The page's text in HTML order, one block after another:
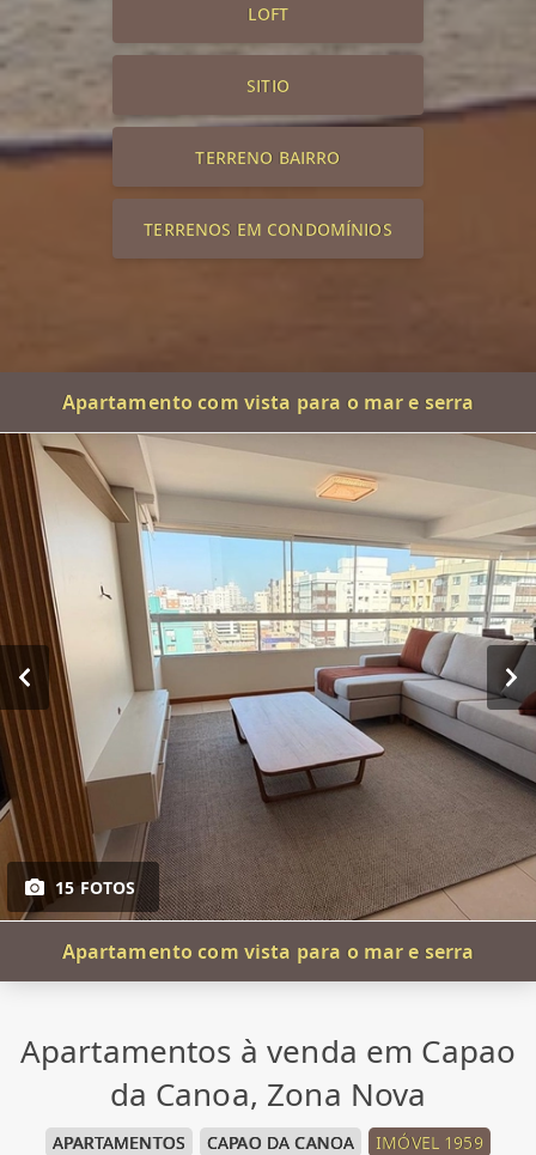
LOFT
SITIO
TERRENO BAIRRO
TERRENOS EM CONDOMÍNIOS
Apartamento com vista para o mar e serra
15 FOTOS
Apartamento com vista para o mar e serra
Apartamentos à venda em Capao
da Canoa, Zona Nova
APARTAMENTOS CAPAO DA CANOA IMÓVEL 1959